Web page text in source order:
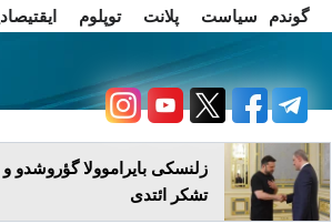
گوندم سیاست پلانت توپلوم
زلنسکی بایراموولا گؤروشدو و
تشکر ائتدی